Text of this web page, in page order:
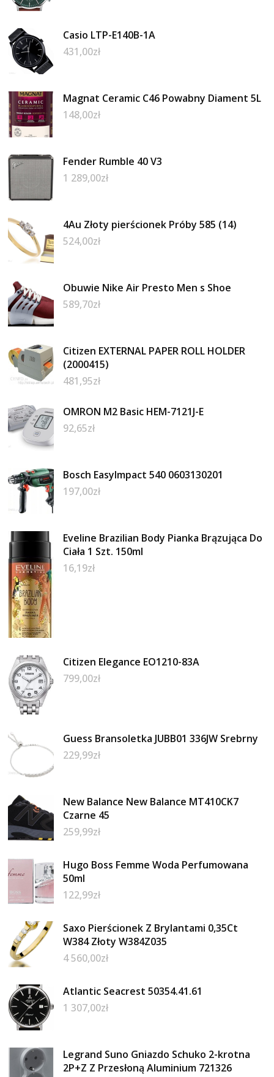
Casio LTP-E140B-1A
431,00zł
Magnat Ceramic C46 Powabny Diament 5L
148,00zł
Fender Rumble 40 V3
1 289,00zł
4Au Złoty pierścionek Próby 585 (14)
524,00zł
Obuwie Nike Air Presto Men s Shoe
589,70zł
Citizen EXTERNAL PAPER ROLL HOLDER
(2000415)
481,95zł
OMRON M2 Basic HEM-7121J-E
92,65zł
Bosch EasyImpact 540 0603130201
197,00zł
Eveline Brazilian Body Pianka Brązująca Do
Ciała 1 Szt. 150ml
16,19zł
Citizen Elegance EO1210-83A
799,00zł
Guess Bransoletka JUBB01 336JW Srebrny
229,99zł
New Balance New Balance MT410CK7
Czarne 45
259,99zł
Hugo Boss Femme Woda Perfumowana
50ml
122,99zł
Saxo Pierścionek Z Brylantami 0,35Ct
W384 Złoty W384Z035
4 560,00zł
Atlantic Seacrest 50354.41.61
1 307,00zł
Legrand Suno Gniazdo Schuko 2-krotna
2P+Z Z Przesłoną Aluminium 721326